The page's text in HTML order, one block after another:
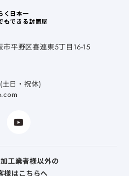
く日本一
もできる封筒屋
市平野区喜連東5丁目16-15
日・祝休)
工業者様以外の
様はこちらへ